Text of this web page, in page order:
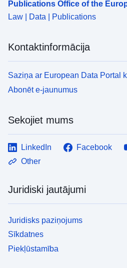
Publications Office of the
Law | Data | Publications
Kontaktinformācija
Saziņa ar European Data Portal
Abonēt e-jaunumus
Sekojiet mums
LinkedIn Facebook
Other
Juridiski jautājumi
Juridisks paziņojums
Sīkdatnes
Piekļūstamība